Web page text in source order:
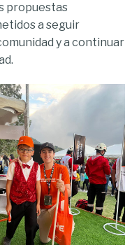
propuestas
a seguir
y a continuar